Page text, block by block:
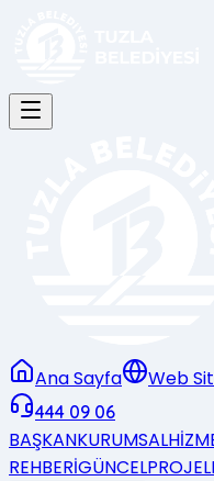
Ana Sayfa Web
444 09 06
BAŞKANKURUMSAL
REHBERİGÜNCEL